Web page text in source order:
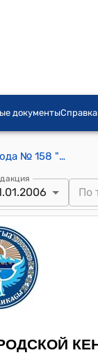
документыСправка
Постановление Бишкекского городского кенеша от 31 января 2006 года № 158 "О состоянии дел в сфере обеспечения технического обслуживания жилищного фонда в городе Бишкек и мерах по ее нормализации"